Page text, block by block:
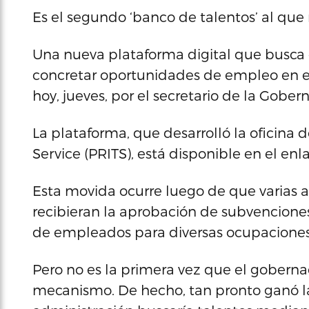
Es el segundo ‘banco de talentos’ al que
Una nueva plataforma digital que
concretar oportunidades de empleo en
hoy, jueves, por el secretario de la
La plataforma, que desarrolló la oficina
Service (PRITS), está disponible en el
Esta movida ocurre luego de que varias
recibieran la aprobación de
de empleados para diversas
Pero no es la primera vez que el
mecanismo. De hecho, tan pronto ganó